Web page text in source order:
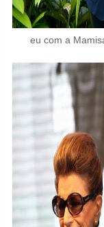
eu com a